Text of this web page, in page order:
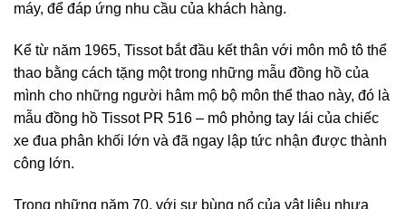
máy, để đáp ứng nhu cầu của khách hàng.
Kể từ năm 1965, Tissot bắt đầu kết thân với môn mô tô thể
thao bằng cách tặng một trong những mẫu đồng hồ của
mình cho những người hâm mộ bộ môn thể thao này, đó là
mẫu đồng hồ Tissot PR 516 – mô phỏng tay lái của chiếc
xe đua phân khối lớn và đã ngay lập tức nhận được thành
công lớn.
Trong những năm 70, với sự bùng nổ của vật liệu nhựa